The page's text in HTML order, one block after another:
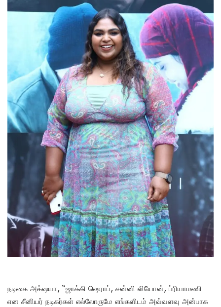
நடிகை அக்‌ஷயா, “ஜாக்கி ஷெராப், சன்னி லியோன், ப்ரியாமணி
என சீனியர் நடிகர்கள் எல்லோருமே எங்களிடம் அவ்வளவு அன்பாக